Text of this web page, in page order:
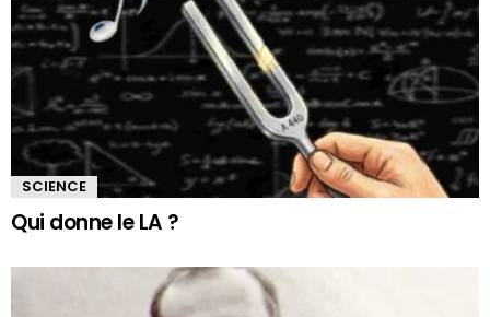
SCIENCE
Qui donne le LA ?